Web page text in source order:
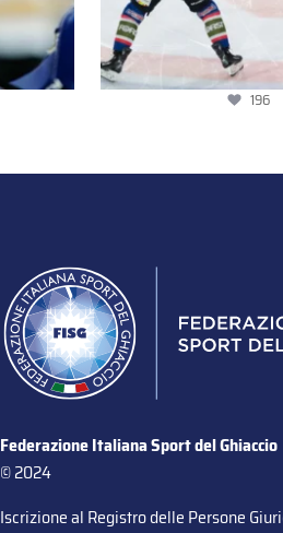
196
Federazione Italiana Sport del Ghiaccio
© 2024
Iscrizione al Registro delle Persone